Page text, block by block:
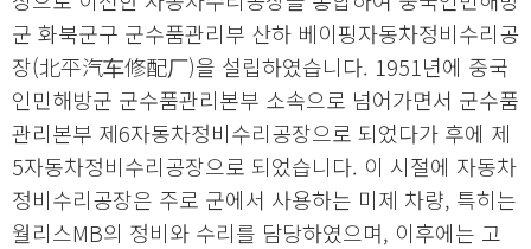
군 화북군구 군수품관리부 산하 베이핑자동차정비수리공
장(北平汽车修配厂)을 설립하였습니다. 1951년에 중국
인민해방군 군수품관리본부 소속으로 넘어가면서 군수품
관리본부 제6자동차정비수리공장으로 되었다가 후에 제
5자동차정비수리공장으로 되었습니다. 이 시절에 자동차
정비수리공장은 주로 군에서 사용하는 미제 차량, 특히는
월리스MB의 정비와 수리를 담당하였으며, 이후에는 고